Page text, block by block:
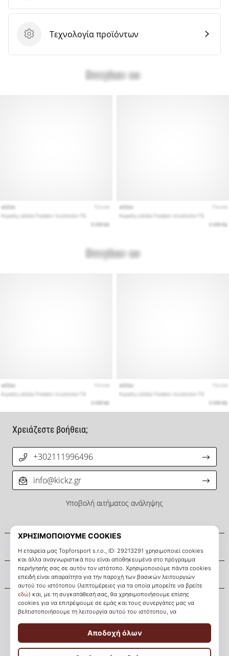
Τεχνολογία προϊόντων
Τεχνολογία προϊόντων
KICKZ.gr
Σχετικά μ' εμάς
Εξυπηρέτηση πελατών
Χρειάζεστε βοήθεια;
+302111996496
info@kickz.gr
Υποβολή αιτήματος ανάληψης